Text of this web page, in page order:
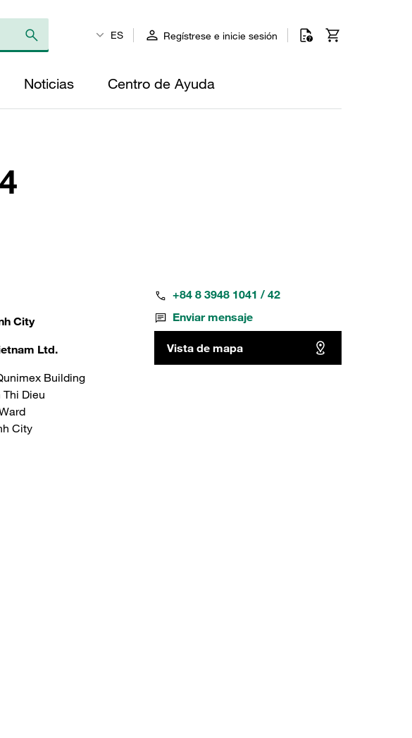
ES Regístrese e inicie sesión
Noticias Centro de Ayuda
City
Ltd.
Building
Dieu
City
+84 8 3948 1041 / 42
Enviar mensaje
Vista de mapa